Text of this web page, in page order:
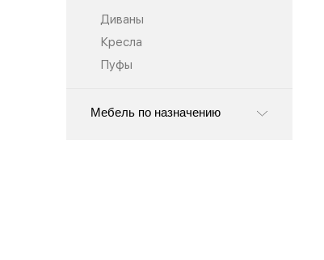
Диваны
Кресла
Пуфы
Мебель по назначению